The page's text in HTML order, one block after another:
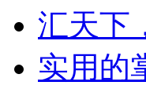
汇天下
实用的